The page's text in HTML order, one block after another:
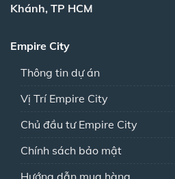
Khánh, TP HCM
Empire City
Thông tin dự án
Vị Trí Empire City
Chủ đầu tư Empire City
Chính sách bảo mật
Hướng dẫn mua hàng